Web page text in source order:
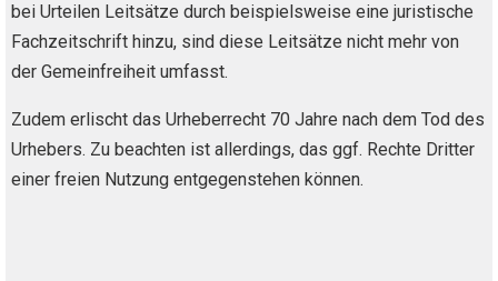
bei Urteilen Leitsätze durch beispielsweise eine juristische
Fachzeitschrift hinzu, sind diese Leitsätze nicht mehr von
der Gemeinfreiheit umfasst.
Zudem erlischt das Urheberrecht 70 Jahre nach dem Tod des
Urhebers. Zu beachten ist allerdings, das ggf. Rechte Dritter
einer freien Nutzung entgegenstehen können.